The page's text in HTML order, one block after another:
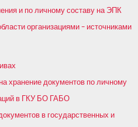
и по личному составу на ЭПК
организациями – источниками
хранение документов по личному
в ГКУ БО ГАБО
в государственных и